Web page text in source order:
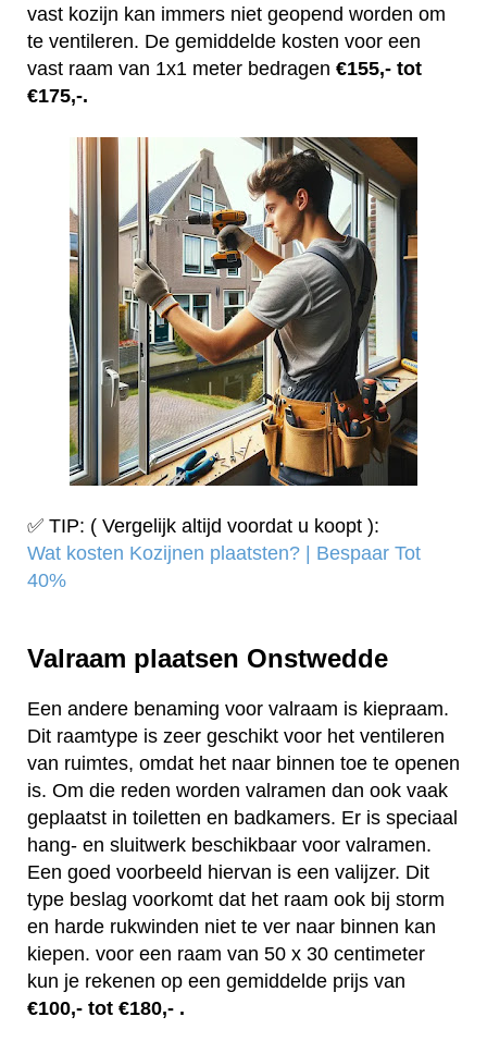
vast kozijn kan immers niet geopend worden om
te ventileren. De gemiddelde kosten voor een
vast raam van 1x1 meter bedragen €155,- tot
€175,-.
✅ TIP: ( Vergelijk altijd voordat u koopt ):
Wat kosten Kozijnen plaatsten? | Bespaar Tot
40%‎
Valraam plaatsen Onstwedde
Een andere benaming voor valraam is kiepraam.
Dit raamtype is zeer geschikt voor het ventileren
van ruimtes, omdat het naar binnen toe te openen
is. Om die reden worden valramen dan ook vaak
geplaatst in toiletten en badkamers. Er is speciaal
hang- en sluitwerk beschikbaar voor valramen.
Een goed voorbeeld hiervan is een valijzer. Dit
type beslag voorkomt dat het raam ook bij storm
en harde rukwinden niet te ver naar binnen kan
kiepen. voor een raam van 50 x 30 centimeter
kun je rekenen op een gemiddelde prijs van
€100,- tot €180,- .